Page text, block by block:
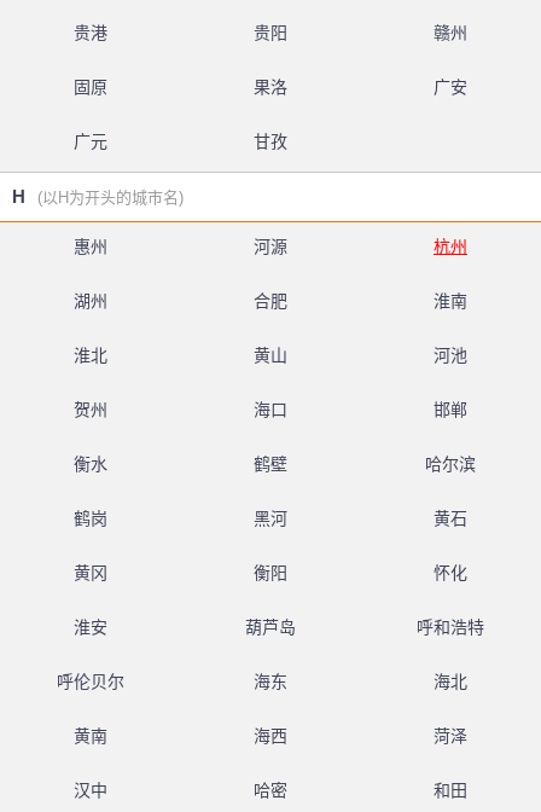
贵港 贵阳 赣州
固原 果洛 广安
广元 甘孜
H (以H为开头的城市名)
惠州 河源 杭州
湖州 合肥 淮南
淮北 黄山 河池
贺州 海口 邯郸
衡水 鹤壁 哈尔滨
鹤岗 黑河 黄石
黄冈 衡阳 怀化
淮安 葫芦岛 呼和浩特
呼伦贝尔 海东 海北
黄南 海西 菏泽
汉中 哈密 和田